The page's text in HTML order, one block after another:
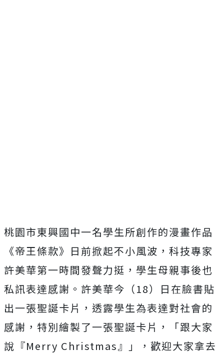
桃園市東興國中一名學生所創作的漫畫作品
《帝王條款》日前掀起不小風波，科技專家
許美華第一時間發聲力挺，學生母親事後也
私訊表達感謝。許美華今（18）日在臉書貼
出一張聖誕卡片，透露學生為表達對社會的
感謝，特別繪製了一張聖誕卡片，「跟大家
說『Merry Christmas』」，歡迎大家拿去